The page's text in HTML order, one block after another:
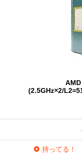
(2.5GHz×2/
持ってる！